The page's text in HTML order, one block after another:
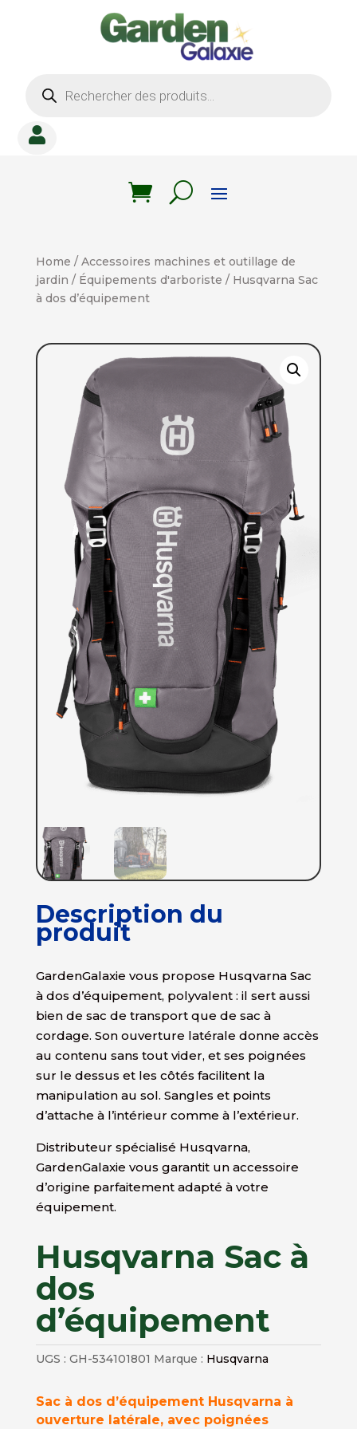
produits

Home / Accessoires machines et outillage de
jardin / Équipements d'arboriste / Husqvarna Sac
à dos d’équipement
Description du
produit
GardenGalaxie vous propose Husqvarna Sac
à dos d’équipement, polyvalent : il sert aussi
bien de sac de transport que de sac à
cordage. Son ouverture latérale donne accès
au contenu sans tout vider, et ses poignées
sur le dessus et les côtés facilitent la
manipulation au sol. Sangles et points
d’attache à l’intérieur comme à l’extérieur.
Distributeur spécialisé Husqvarna,
GardenGalaxie vous garantit un accessoire
d’origine parfaitement adapté à votre
équipement.
Husqvarna Sac à
dos
d’équipement
UGS : GH-534101801 Marque : Husqvarna
Sac à dos d’équipement Husqvarna à
ouverture latérale, avec poignées